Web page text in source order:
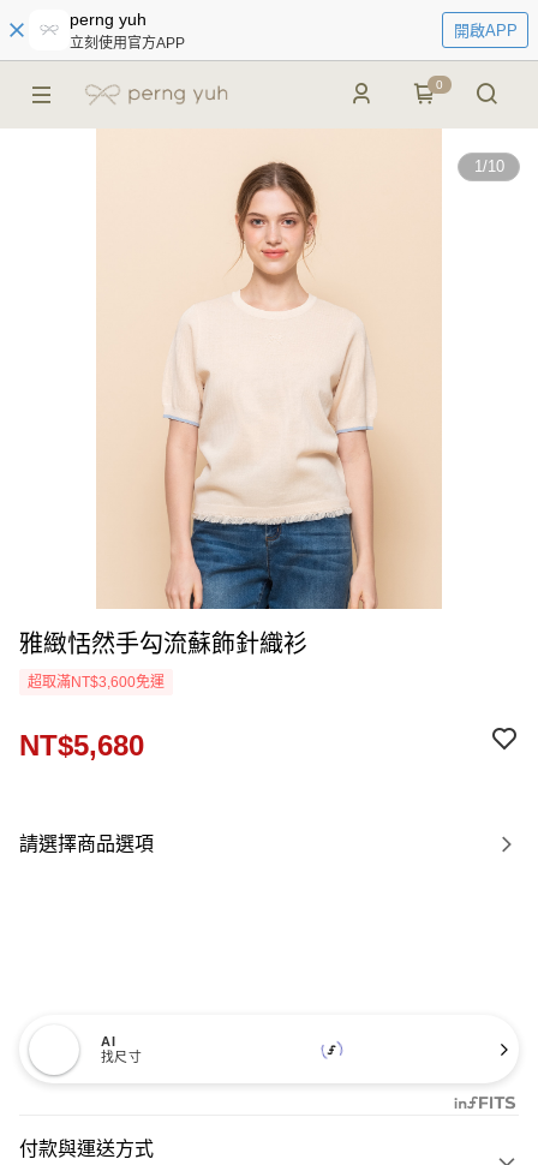
perng yuh
立刻使用官方APP
開啟APP
0
1/10
雅緻恬然手勾流蘇飾針織衫
超取滿NT$3,600免運
NT$5,680
請選擇商品選項
AI
找尺寸
付款與運送方式